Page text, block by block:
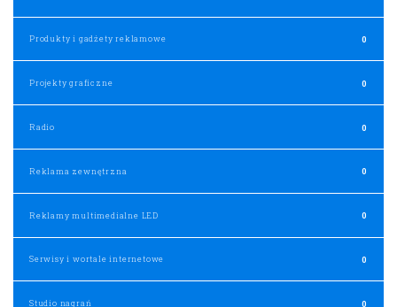
Produkty i gadżety reklamowe 0
Projekty graficzne 0
Radio 0
Reklama zewnętrzna 0
Reklamy multimedialne LED 0
Serwisy i wortale internetowe 0
Studio nagrań 0